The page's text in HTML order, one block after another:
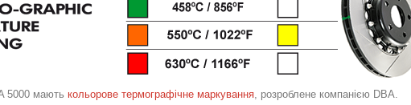
5000 мають кольорове термографічне маркування, розроблене компанією DBA.